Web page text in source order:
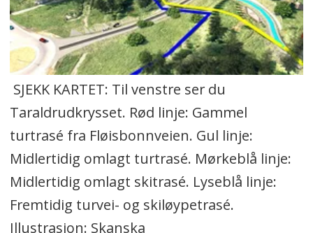
SJEKK KARTET: Til venstre ser du
Taraldrudkrysset. Rød linje: Gammel
turtrasé fra Fløisbonnveien. Gul linje:
Midlertidig omlagt turtrasé. Mørkeblå linje:
Midlertidig omlagt skitrasé. Lyseblå linje:
Fremtidig turvei- og skiløypetrasé.
Illustrasjon: Skanska